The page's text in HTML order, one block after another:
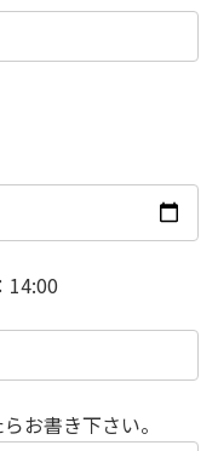
14:00
お書き下さい。